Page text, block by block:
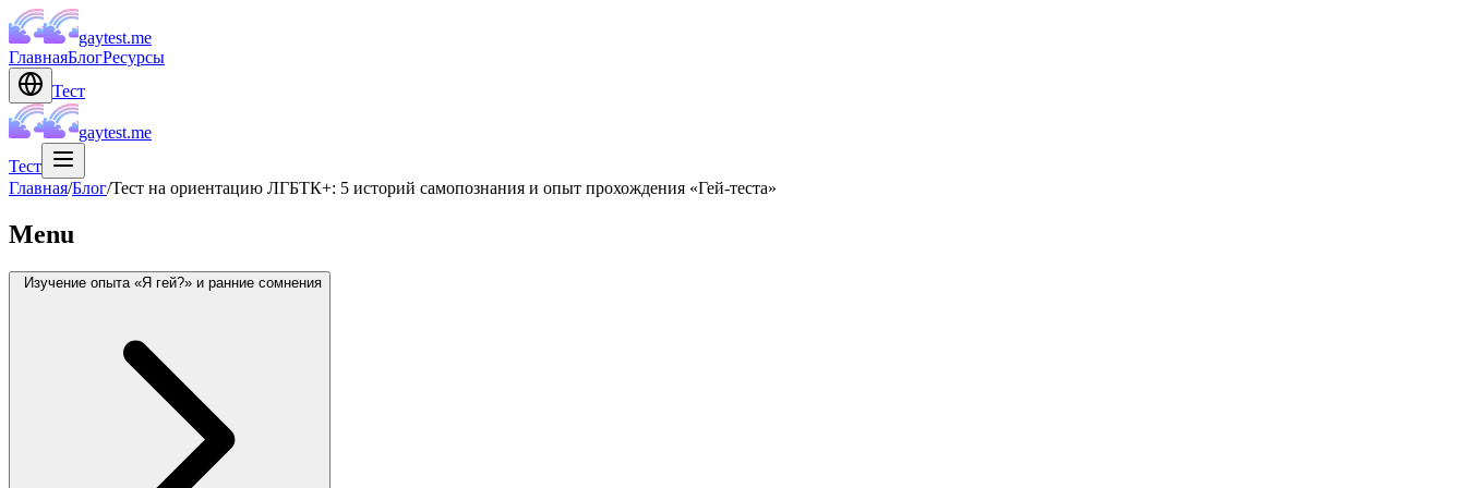
gaytest.me
ГлавнаяБлогРесурсы
Тест
gaytest.me
Тест
Главная/Блог/Тест на ориентацию ЛГБТК+: 5 историй самопознания и опыт прохождения «Гей-теста»
Menu
Изучение опыта «Я гей?» и ранние сомнения